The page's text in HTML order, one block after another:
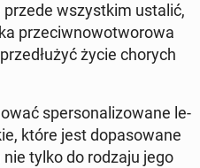
wszyst­kim ustalić,
prze­ciw­no­wo­two­ro­wa
życie chorych
sper­so­na­li­zo­wa­ne le­
które jest do­pa­so­wa­ne
tylko do rodzaju jego